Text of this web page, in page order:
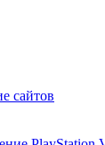
сайтов